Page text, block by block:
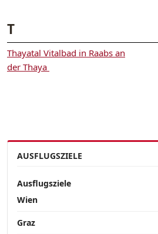
T
Thayatal Vitalbad in Raabs an
der Thaya
AUSFLUGSZIELE
Ausflugsziele
Wien
Graz